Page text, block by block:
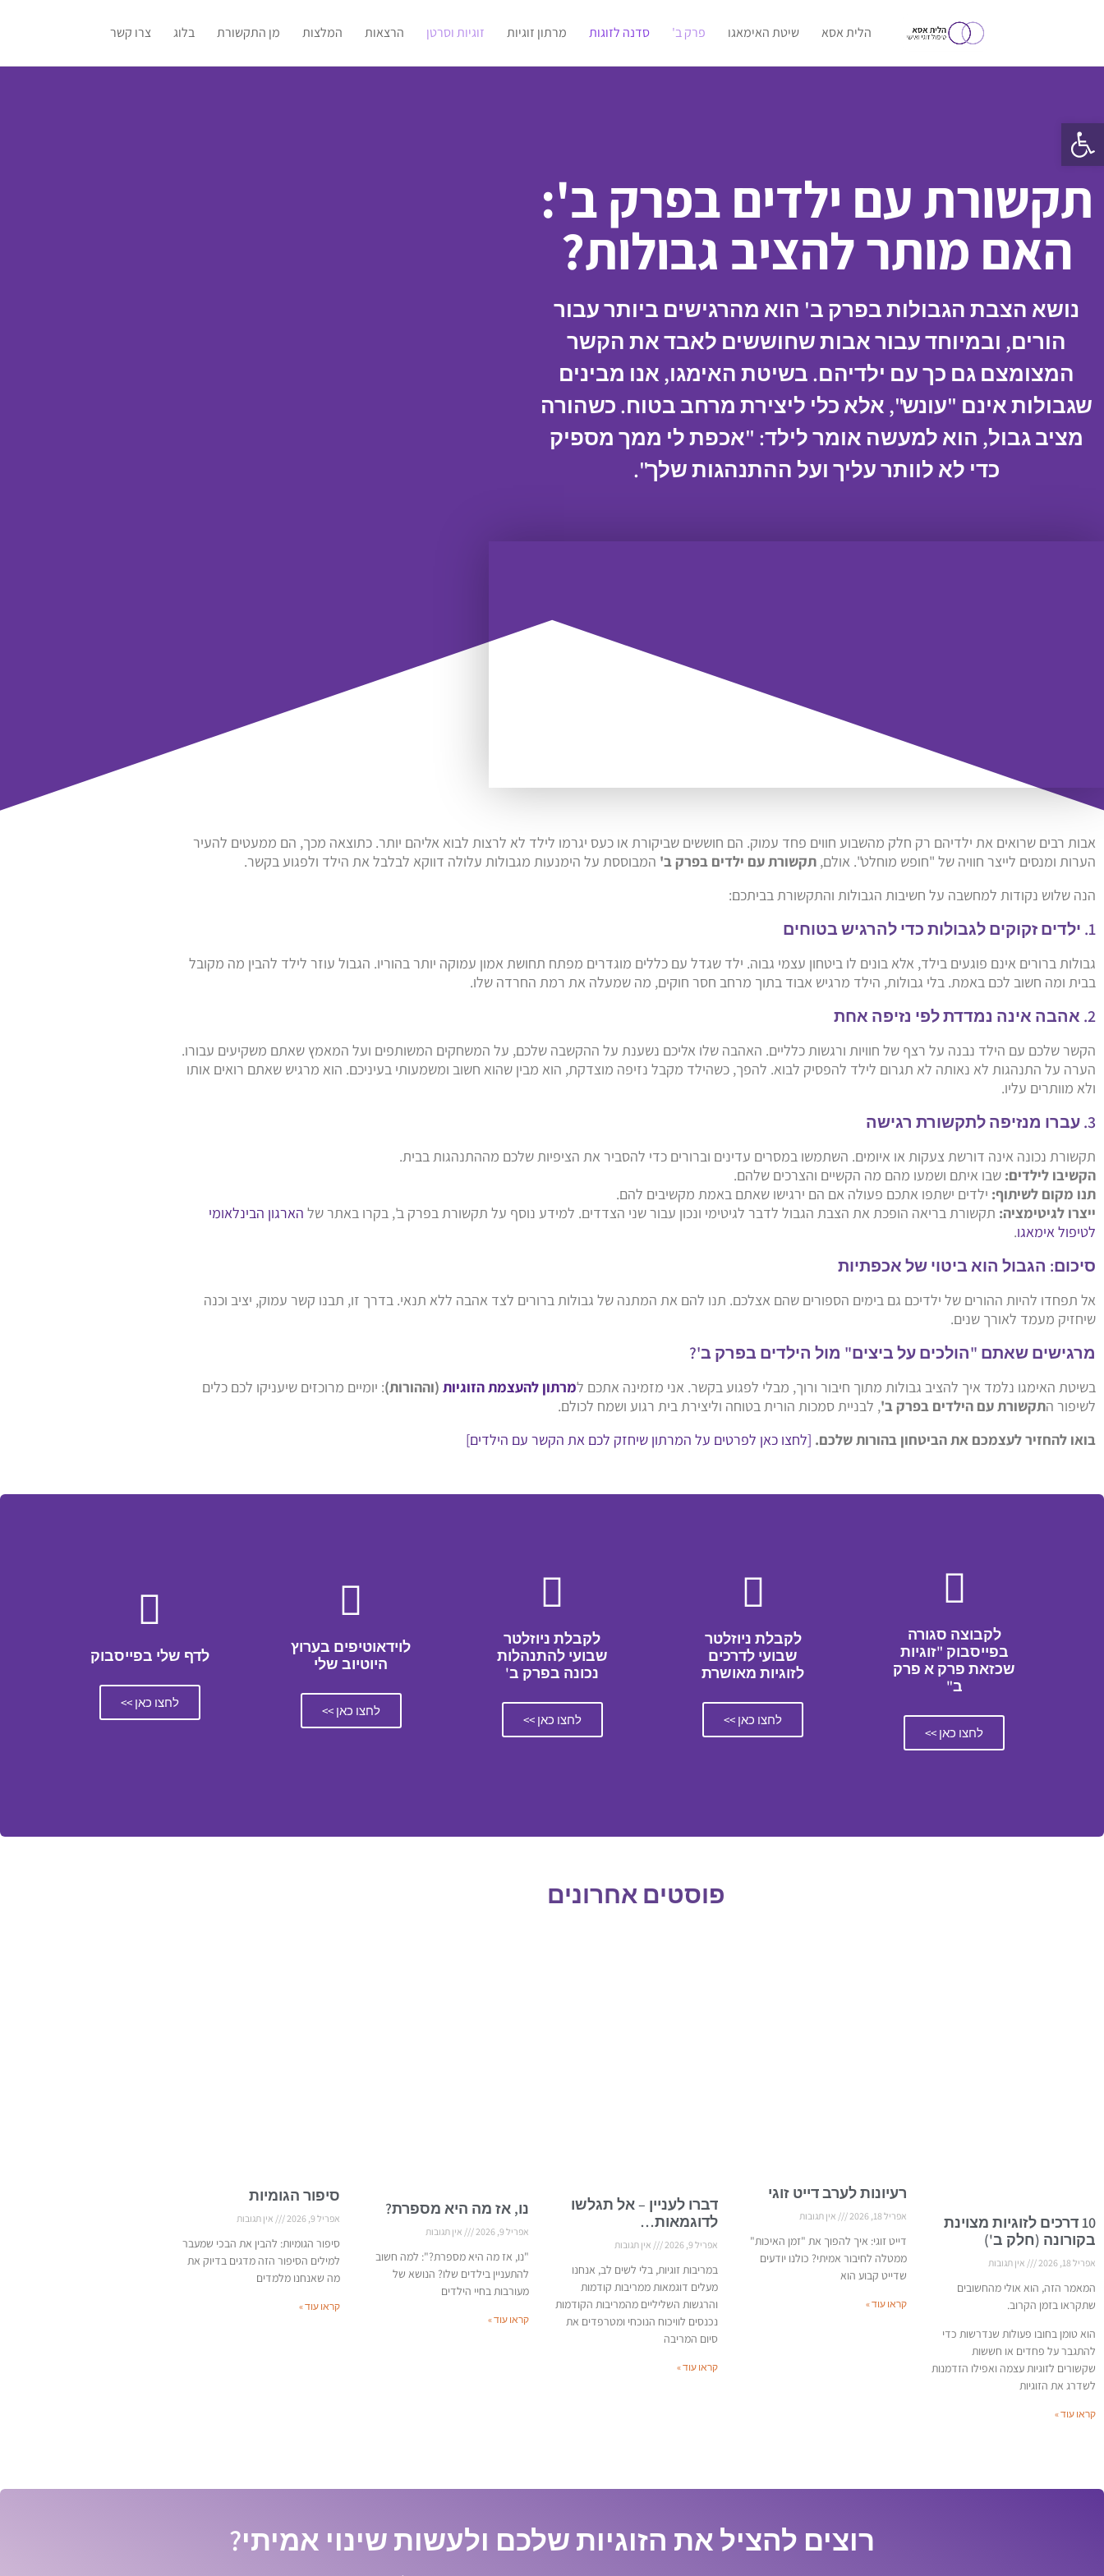
הלית אסא שיטת האימאגו פרק ב' סדנה לזוגות מרתון זוגיות זוגיות וסרטן הרצאות המלצות מן התקשורת בלוג צרו קשר
תקשורת עם ילדים בפרק ב':
האם מותר להציב גבולות?
נושא הצבת הגבולות בפרק ב' הוא מהרגישים ביותר עבור
הורים, ובמיוחד עבור אבות שחוששים לאבד את הקשר
המצומצם גם כך עם ילדיהם. בשיטת האימגו, אנו מבינים
שגבולות אינם "עונש", אלא כלי ליצירת מרחב בטוח. כשהורה
מציב גבול, הוא למעשה אומר לילד: "אכפת לי ממך מספיק
כדי לא לוותר עליך ועל ההתנהגות שלך".
אבות רבים שרואים את ילדיהם רק חלק מהשבוע חווים פחד עמוק. הם חוששים שביקורת או כעס יגרמו לילד לא לרצות לבוא אליהם יותר. כתוצאה מכך, הם ממעטים להעיר
הערות ומנסים לייצר חוויה של "חופש מוחלט". אולם, תקשורת עם ילדים בפרק ב' המבוססת על הימנעות מגבולות עלולה דווקא לבלבל את הילד ולפגוע בקשר.
הנה שלוש נקודות למחשבה על חשיבות הגבולות והתקשורת בביתכם:
1. ילדים זקוקים לגבולות כדי להרגיש בטוחים
גבולות ברורים אינם פוגעים בילד, אלא בונים לו ביטחון עצמי גבוה. ילד שגדל עם כללים מוגדרים מפתח תחושת אמון עמוקה יותר בהוריו. הגבול עוזר לילד להבין מה מקובל
בבית ומה חשוב לכם באמת. בלי גבולות, הילד מרגיש אבוד בתוך מרחב חסר חוקים, מה שמעלה את רמת החרדה שלו.
2. אהבה אינה נמדדת לפי נזיפה אחת
הקשר שלכם עם הילד נבנה על רצף של חוויות ורגשות כלליים. האהבה שלו אליכם נשענת על ההקשבה שלכם, על המשחקים המשותפים ועל המאמץ שאתם משקיעים עבורו.
הערה על התנהגות לא נאותה לא תגרום לילד להפסיק לבוא. להפך, כשהילד מקבל נזיפה מוצדקת, הוא מבין שהוא חשוב ומשמעותי בעיניכם. הוא מרגיש שאתם רואים אותו
ולא מוותרים עליו.
3. עברו מנזיפה לתקשורת רגישה
תקשורת נכונה אינה דורשת צעקות או איומים. השתמשו במסרים עדינים וברורים כדי להסביר את הציפיות שלכם מההתנהגות בבית.
הקשיבו לילדים: שבו איתם ושמעו מהם מה הקשיים והצרכים שלהם.
תנו מקום לשיתוף: ילדים ישתפו אתכם פעולה אם הם ירגישו שאתם באמת מקשיבים להם.
ייצרו לגיטימציה: תקשורת בריאה הופכת את הצבת הגבול לדבר לגיטימי ונכון עבור שני הצדדים. למידע נוסף על תקשורת בפרק ב', בקרו באתר של הארגון הבינלאומי
לטיפול אימאגו.
סיכום: הגבול הוא ביטוי של אכפתיות
אל תפחדו להיות ההורים של ילדיכם גם בימים הספורים שהם אצלכם. תנו להם את המתנה של גבולות ברורים לצד אהבה ללא תנאי. בדרך זו, תבנו קשר עמוק, יציב וכנה
שיחזיק מעמד לאורך שנים.
מרגישים שאתם "הולכים על ביצים" מול הילדים בפרק ב'?
בשיטת האימגו נלמד איך להציב גבולות מתוך חיבור ורוך, מבלי לפגוע בקשר. אני מזמינה אתכם למרתון להעצמת הזוגיות (וההורות): יומיים מרוכזים שיעניקו לכם כלים
לשיפור התקשורת עם הילדים בפרק ב', לבניית סמכות הורית בטוחה וליצירת בית רגוע ושמח לכולם.
בואו להחזיר לעצמכם את הביטחון בהורות שלכם. [לחצו כאן לפרטים על המרתון שיחזק לכם את הקשר עם הילדים]
לקבוצה סגורה
בפייסבוק "זוגיות
שכזאת פרק א פרק
ב"
לחצו כאן >>
לקבלת ניוזלטר
שבועי לדרכים
לזוגיות מאושרת
לחצו כאן >>
לקבלת ניוזלטר
שבועי להתנהלות
נכונה בפרק ב'
לחצו כאן >>
לוידאוטיפים בערוץ
היוטיוב שלי
לחצו כאן >>
לדף שלי בפייסבוק
לחצו כאן >>
פוסטים אחרונים
10 דרכים לזוגיות מצוינת
בקורונה (חלק ב')
אפריל 18, 2026 אין תגובות
המאמר הזה, הוא אולי מהחשובים
שתקראו בזמן הקרוב.
הוא טומן בחובו פעולות שנדרשות כדי
להתגבר על פחדים או חששות
שקשורים לזוגיות עצמה ואפילו הזדמנות
לשדרג את הזוגיות
קראו עוד »
רעיונות לערב דייט זוגי
אפריל 18, 2026 אין תגובות
דייט זוגי: איך להפוך את "זמן האיכות"
ממטלה לחיבור אמיתי? כולנו יודעים
שדייט קבוע הוא
קראו עוד »
דברו לעניין – אל תגלשו
לדוגמאות…
אפריל 9, 2026 אין תגובות
במריבות זוגיות, בלי לשים לב, אנחנו
מעלים דוגמאות ממריבות קודמות
והרגשות השליליים מהמריבות הקודמות
נכנסים לוויכוח הנוכחי ומטרפדים את
סיום המריבה
קראו עוד »
נו, אז מה היא מספרת?
אפריל 9, 2026 אין תגובות
"נו, אז מה היא מספרת?": למה חשוב
להתעניין בילדים שלו? הנושא של
מעורבות בחיי הילדים
קראו עוד »
סיפור הגומיות
אפריל 9, 2026 אין תגובות
סיפור הגומיות: להבין את הבכי שמעבר
למילים הסיפור הזה מדגים בדיוק את
מה שאנחנו מלמדים
קראו עוד »
רוצים להציל את הזוגיות שלכם ולעשות שינוי אמיתי?
פתח סרגל נגישות